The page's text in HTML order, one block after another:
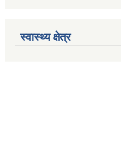
स्वास्थ्य क्षेत्र